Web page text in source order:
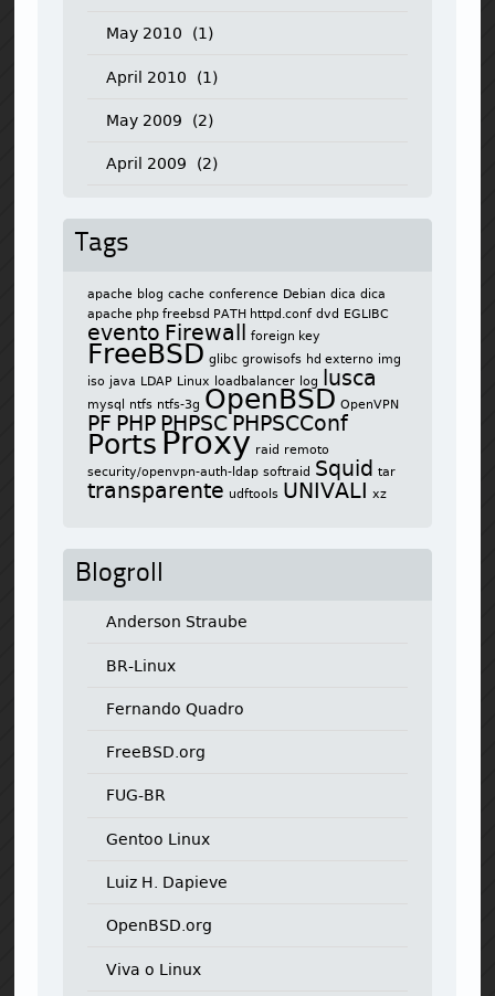
May 2010 (1)
April 2010 (1)
May 2009 (2)
April 2009 (2)
Tags
apache blog cache conference Debian dica dica
apache php freebsd PATH httpd.conf dvd EGLIBC
evento Firewall foreign key
FreeBSD glibc growisofs hd externo img
iso java LDAP Linux loadbalancer log lusca
mysql ntfs ntfs-3g OpenBSD OpenVPN
PF PHP PHPSC PHPSCConf
PortsProxy raid remoto
security/openvpn-auth-ldap softraid Squid tar
transparente udftools UNIVALI xz
Blogroll
Anderson Straube
BR-Linux
Fernando Quadro
FreeBSD.org
FUG-BR
Gentoo Linux
Luiz H. Dapieve
OpenBSD.org
Viva o Linux